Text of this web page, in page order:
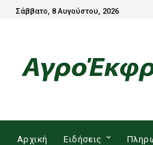
Σάββατο, 8 Αυγούστου, 2026
Αρχική Ειδήσεις